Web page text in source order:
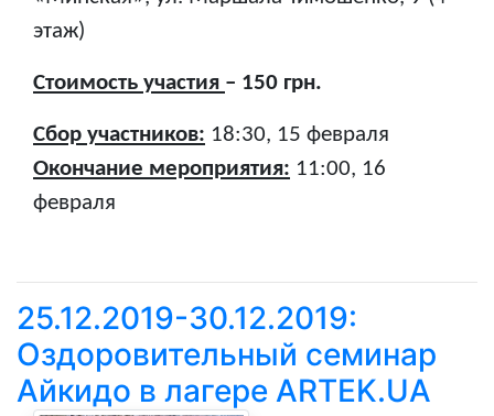
этаж)
Стоимость участия – 150 грн.
Сбор участников: 18:30, 15 февраля
Окончание мероприятия: 11:00, 16
февраля
25.12.2019-30.12.2019:
Оздоровительный семинар
Айкидо в лагере ARTEK.UA